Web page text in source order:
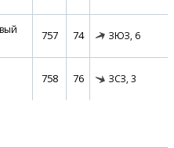
757 74 ЗЮЗ, 6
758 76 ЗСЗ, 3